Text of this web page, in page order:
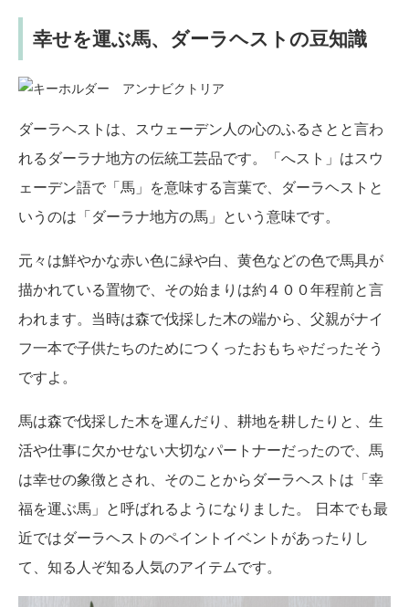
幸せを運ぶ馬、ダーラヘストの豆知識
ダーラヘストは、スウェーデン人の心のふるさとと言わ
れるダーラナ地方の伝統工芸品です。「へスト」はスウ
ェーデン語で「馬」を意味する言葉で、ダーラヘストと
いうのは「ダーラナ地方の馬」という意味です。
元々は鮮やかな赤い色に緑や白、黄色などの色で馬具が
描かれている置物で、その始まりは約４００年程前と言
われます。当時は森で伐採した木の端から、父親がナイ
フ一本で子供たちのためにつくったおもちゃだったそう
ですよ。
馬は森で伐採した木を運んだり、耕地を耕したりと、生
活や仕事に欠かせない大切なパートナーだったので、馬
は幸せの象徴とされ、そのことからダーラヘストは「幸
福を運ぶ馬」と呼ばれるようになりました。 日本でも最
近ではダーラヘストのペイントイベントがあったりし
て、知る人ぞ知る人気のアイテムです。